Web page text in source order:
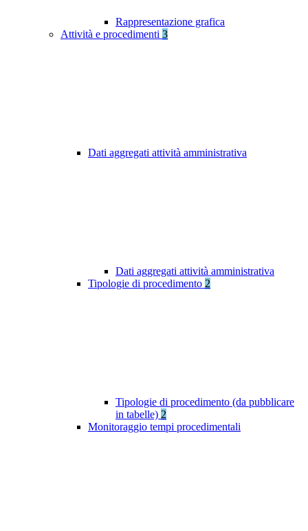
Rappresentazione grafica
Attività e procedimenti 3
Dati aggregati attività amministrativa
Dati aggregati attività amministrativa
Tipologie di procedimento 2
Tipologie di procedimento (da pubblicare
in tabelle) 2
Monitoraggio tempi procedimentali